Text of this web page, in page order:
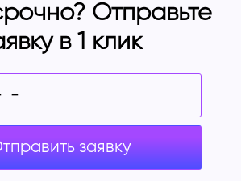
Отправьте
в 1 клик
заявку